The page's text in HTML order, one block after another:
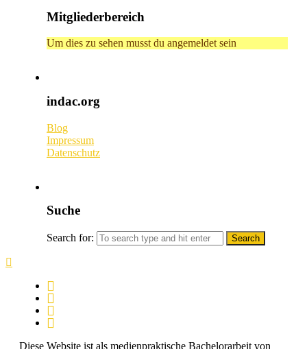
Mitgliederbereich
Um dies zu sehen musst du angemeldet sein
indac.org
Blog
Impressum
Datenschutz
Suche
Search for:
Diese Website ist als medienpraktische Bachelorarbeit von